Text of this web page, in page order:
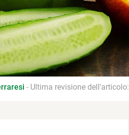
- Ultima revisione dell'articolo: